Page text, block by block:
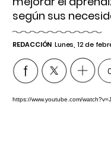
según sus
REDACCIÓN Lunes, 12 de
https://www.youtube.com/